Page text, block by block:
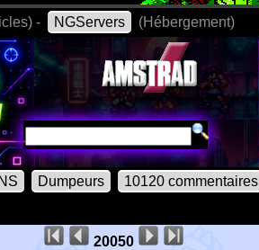
- NGServers (Hébergement)
Dumpeurs 10120 commentaires
20050